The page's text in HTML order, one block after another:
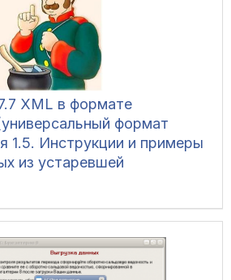
XML в формате
формат
1.5. Инструкции и примеры
из устаревшей
7.7 в любую современную
данных 3